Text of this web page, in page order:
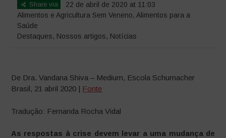
Share via
22 de abril de 2020 at 11:03
Alimentos e Agricultura Sem Veneno, Alimentos para a
Saúde
Destaques, Nossos artigos, Notícias
De Dra. Vandana Shiva – Medium, Escola Schumacher
Brasil, 21 abril 2020 | Fonte
Tradução: Fernanda Rocha Vidal
As respostas à crise devem levar a uma mudança de